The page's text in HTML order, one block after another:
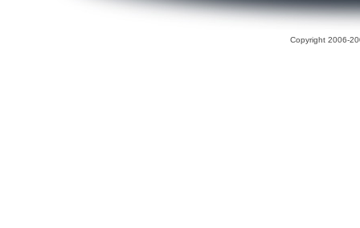
Copyright 2006-